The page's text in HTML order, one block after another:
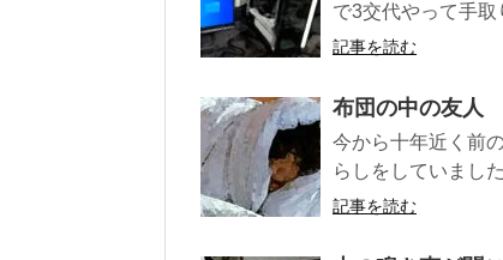
で3交代やって手
記事を読む
布団の中の友人
今から十年近く前
らしをしていまし
記事を読む